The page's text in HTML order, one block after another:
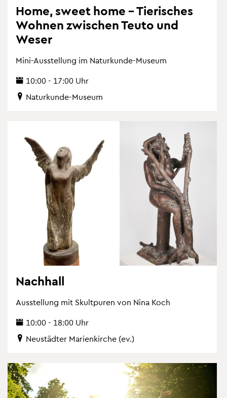
Home, sweet home – Tie­ri­sches
Woh­nen zwi­schen Teuto und
Weser
Mini-Aus­stel­lung im Na­tur­kun­de-Mu­se­um
10:00 - 17:00 Uhr
Na­tur­kun­de-Mu­se­um
Nach­hall
Aus­stel­lung mit Skultpu­ren von Nina Koch
10:00 - 18:00 Uhr
Neu­städ­ter Ma­ri­en­kir­che (ev.)